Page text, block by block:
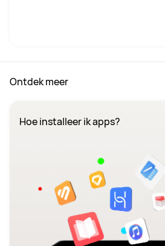
Ontdek meer